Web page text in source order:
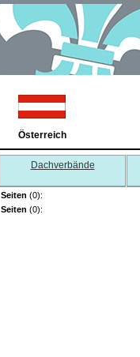
Österreich
Dachverbände
Seiten (0):
Seiten (0):